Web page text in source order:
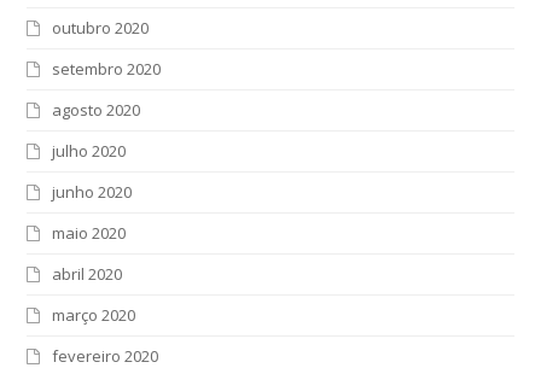
outubro 2020
setembro 2020
agosto 2020
julho 2020
junho 2020
maio 2020
abril 2020
março 2020
fevereiro 2020